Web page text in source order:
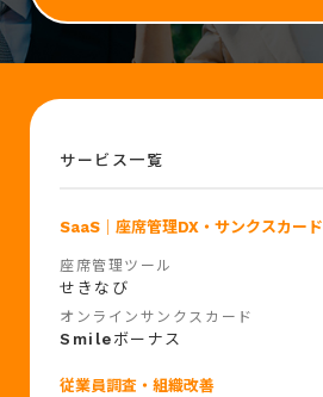
サービス一覧
SaaS ｜座席管理DX・サンクスカード
座席管理ツール
せきなび
オンラインサンクスカード
Smile ボーナス
従業員調査・組織改善